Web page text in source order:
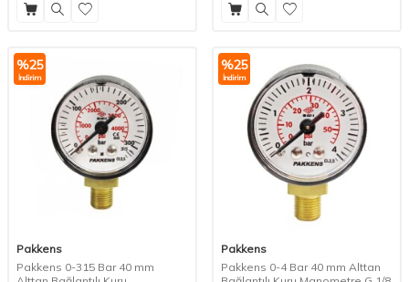
%25
İndirim
Pakkens
Pakkens 0-315 Bar 40 mm
%25
İndirim
Pakkens
Pakkens 0-4 Bar 40 mm Alttan